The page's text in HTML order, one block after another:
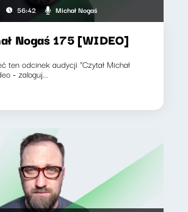
56:42 Michał Nogaś
Nogaś 175 [WIDEO]
ten odcinek audycji "Czytał Michał
- zaloguj...